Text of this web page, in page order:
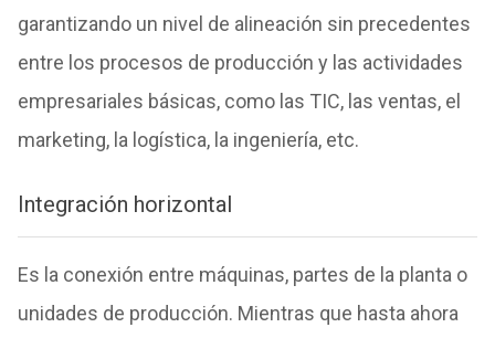
garantizando un nivel de alineación sin precedentes
entre los procesos de producción y las actividades
empresariales básicas, como las TIC, las ventas, el
marketing, la logística, la ingeniería, etc.
Integración horizontal
Es la conexión entre máquinas, partes de la planta o
unidades de producción. Mientras que hasta ahora